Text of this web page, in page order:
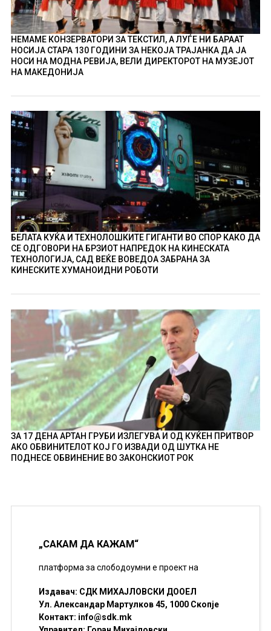
НЕМАМЕ КОНЗЕРВАТОРИ ЗА ТЕКСТИЛ, А ЛУЃЕ НИ БАРААТ
НОСИЈА СТАРА 130 ГОДИНИ ЗА НЕКОЈА ТРАЈАНКА ДА ЈА
НОСИ НА МОДНА РЕВИЈА, ВЕЛИ ДИРЕКТОРОТ НА МУЗЕЈОТ
НА МАКЕДОНИЈА
БЕЛАТА КУЌА И ТЕХНОЛОШКИТЕ ГИГАНТИ ВО СПОР КАКО ДА
СЕ ОДГОВОРИ НА БРЗИОТ НАПРЕДОК НА КИНЕСКАТА
ТЕХНОЛОГИЈА, САД ВЕЌЕ ВОВЕДОА ЗАБРАНА ЗА
КИНЕСКИТЕ ХУМАНОИДНИ РОБОТИ
ЗА 17 ДЕНА АРТАН ГРУБИ ИЗЛЕГУВА И ОД КУЌЕН ПРИТВОР
АКО ОБВИНИТЕЛОТ КОЈ ГО ИЗВАДИ ОД ШУТКА НЕ
ПОДНЕСЕ ОБВИНЕНИЕ ВО ЗАКОНСКИОТ РОК
„САКАМ ДА КАЖАМ“
платформа за слободоумни е проект на
Издавач: СДК МИХАЈЛОВСКИ ДООЕЛ
Ул. Александар Мартулков 45, 1000 Скопје
Контакт: info@sdk.mk